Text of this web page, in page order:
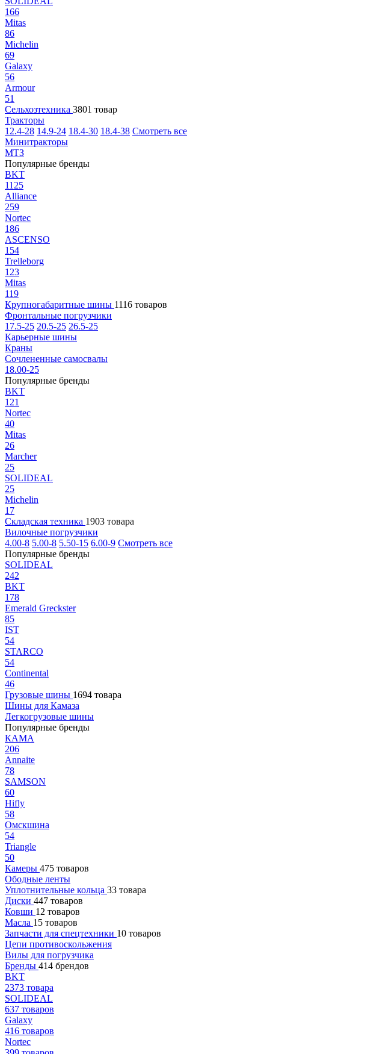
166
Mitas
86
Michelin
69
Galaxy
56
Armour
51
Сельхозтехника 3801 товар
Тракторы
12.4-28 14.9-24 18.4-30 18.4-38 Смотреть все
Минитракторы
МТЗ
Популярные бренды
BKT
1125
Alliance
259
Nortec
186
ASCENSO
154
Trelleborg
123
Mitas
119
Крупногабаритные шины 1116 товаров
Фронтальные погрузчики
17.5-25 20.5-25 26.5-25
Карьерные шины
Краны
Сочлененные самосвалы
18.00-25
Популярные бренды
BKT
121
Nortec
40
Mitas
26
Marcher
25
SOLIDEAL
25
Michelin
17
Складская техника 1903 товара
Вилочные погрузчики
4.00-8 5.00-8 5.50-15 6.00-9 Смотреть все
Популярные бренды
SOLIDEAL
242
BKT
178
Emerald Greckster
85
IST
54
STARCO
54
Continental
46
Грузовые шины 1694 товара
Шины для Камаза
Легкогрузовые шины
Популярные бренды
КАМА
206
Annaite
78
SAMSON
60
Hifly
58
Омскшина
54
Triangle
50
Камеры 475 товаров
Ободные ленты
Уплотнительные кольца 33 товара
Диски 447 товаров
Ковши 12 товаров
Масла 15 товаров
Запчасти для спецтехники 10 товаров
Цепи противоскольжения
Вилы для погрузчика
Бренды 414 брендов
BKT
2373 товара
SOLIDEAL
637 товаров
Galaxy
416 товаров
Nortec